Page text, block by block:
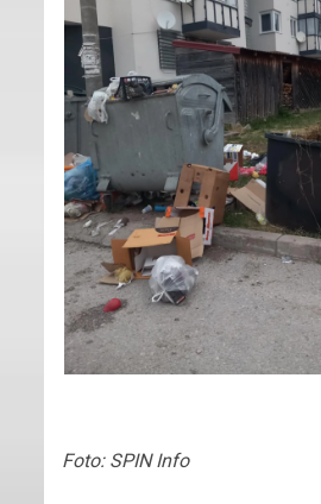
Foto: SPIN Info